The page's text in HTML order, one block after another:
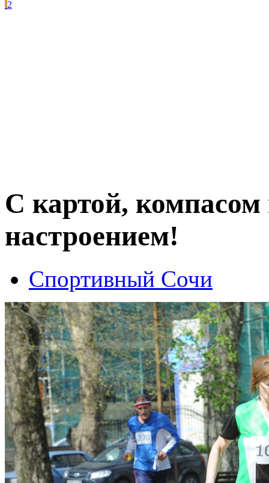
2
С картой,
настроением!
Спортивный Сочи